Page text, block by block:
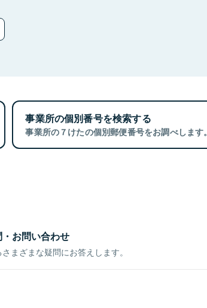
事業所の個別番号を検索する
事業所の７けたの個別郵便番号をお調べします。
お問い合わせ
まざまな疑問にお答えします。